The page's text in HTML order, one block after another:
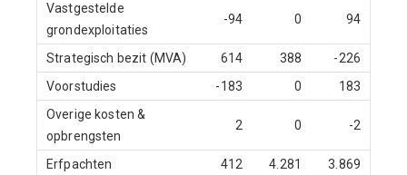
Vastgestelde
grondexploitaties
-94 0 94
Strategisch bezit (MVA) 614 388
-226
Voorstudies
-183 0
183
Overige kosten &
opbrengsten
2 0 -2
Erfpachten 412 4.281
3.869